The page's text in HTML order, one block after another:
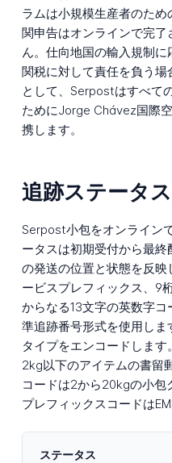
ラムは小規模生産者のた
関申告はオンラインで完
ん。仕向地国の輸入規制
関税に対して責任を負う
として、Serpostはすべて
ためにJorge Chávez国際
携します。
追跡ステータ
Serpost小包をオンライン
ータスは初期受付から最
の発送の位置と状態を反
ービスプレフィックス、9
からなる13文字の英数字
準追跡番号形式を使用し
タイプをエンコードしま
2kg以下のアイテムの書留
コードは2から20kgの小包
プレフィックスコードは
ステータス